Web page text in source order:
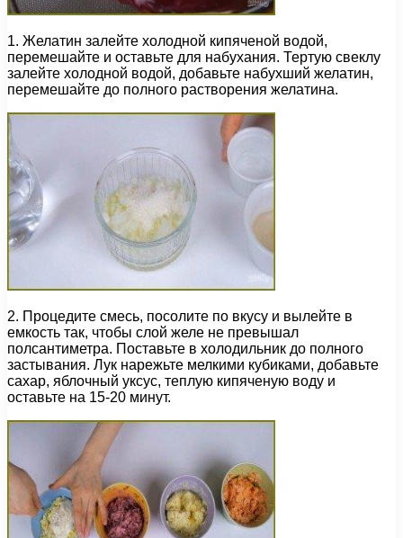
1. Желатин залейте холодной кипяченой водой,
перемешайте и оставьте для набухания. Тертую свеклу
залейте холодной водой, добавьте набухший желатин,
перемешайте до полного растворения желатина.
2. Процедите смесь, посолите по вкусу и вылейте в
емкость так, чтобы слой желе не превышал
полсантиметра. Поставьте в холодильник до полного
застывания. Лук нарежьте мелкими кубиками, добавьте
сахар, яблочный уксус, теплую кипяченую воду и
оставьте на 15-20 минут.